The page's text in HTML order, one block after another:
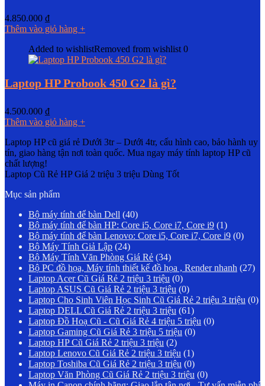
4.850.000 ₫
Thêm vào giỏ hàng +
Added to wishlistRemoved from wishlist 0
Laptop HP Probook 450 G2 là gì?
4.500.000 ₫
Thêm vào giỏ hàng +
Laptop HP cũ giá rẻ Dưới 3tr – Dưới 4tr, cấu hình cao, bảo hành uy
tín, giao hàng tận nơi toàn quốc. Mua ngay máy tính laptop HP cũ
chất lượng!
Laptop Cũ Rẻ HP Giá 2 triệu 3 triệu Dùng Tốt
Mục sản phẩm
Bộ máy tính để bàn Dell (40)
Bộ máy tính để bàn HP: Core i5, Core i7, Core i9 (1)
Bộ máy tính để bàn Lenovo: Core i5, Core i7, Core i9 (0)
Bộ Máy Tính Giả Lập (24)
Bộ Máy Tính Văn Phòng Giá Rẻ (34)
Bộ PC đồ họa, Máy tính thiết kế đồ họa , Render nhanh (27)
Laptop Acer Cũ Giá Rẻ 2 triệu 3 triệu (0)
Laptop ASUS Cũ Giá Rẻ 2 triệu 3 triệu (0)
Laptop Cho Sinh Viên Học Sinh Cũ Giá Rẻ 2 triệu 3 triệu (0)
Laptop DELL Cũ Giá Rẻ 2 triệu 3 triệu (61)
Laptop Đồ Hoạ Cũ - Cũ Giá Rẻ 4 triệu 5 triệu (0)
Laptop Gaming Cũ Giá Rẻ 3 triệu 5 triệu (0)
Laptop HP Cũ Giá Rẻ 2 triệu 3 triệu (2)
Laptop Lenovo Cũ Giá Rẻ 2 triệu 3 triệu (1)
Laptop Toshiba Cũ Giá Rẻ 2 triệu 3 triệu (0)
Laptop Văn Phòng Cũ Giá Rẻ 2 triệu 3 triệu (0)